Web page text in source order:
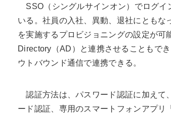
SSO（シングルサインオン）でログイ
いる。社員の入社、異動、退社にともな
を実施するプロビジョニングの設定が
Directory（AD）と連携させることもで
ウトバウンド通信で連携できる。
認証方法は、パスワード認証に加えて
ード認証、専用のスマートフォンアプリ